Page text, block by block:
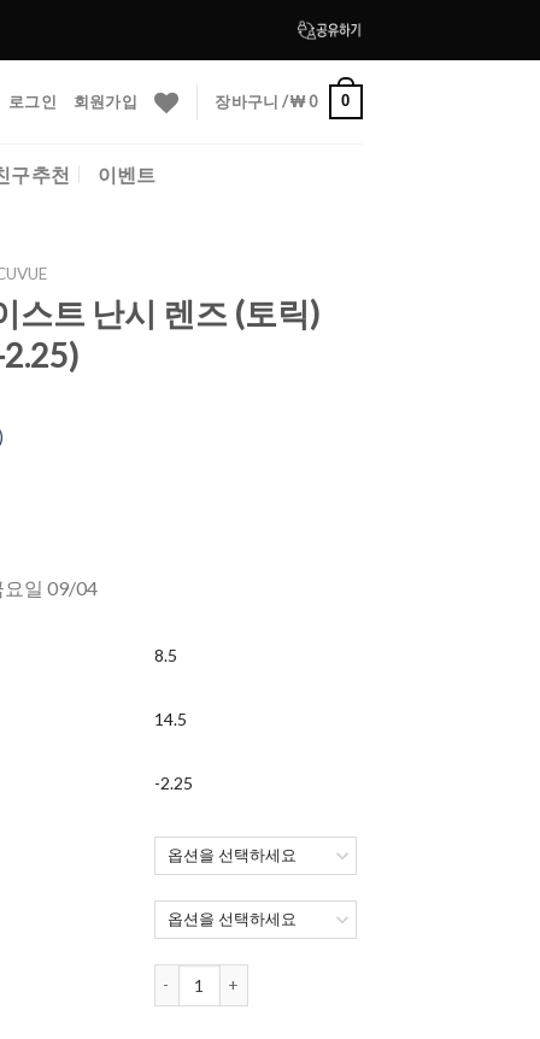
로그인 회원가입 장바구니 /₩0 0
구추천 이벤트
스트 난시 렌즈 (토릭)
일 09/04
(30개 들이) (CYL -2.25) 수량
8.5
14.5
-2.25
원데이 아큐브 모이스트 난시 렌즈 (토릭) (30개 들이)